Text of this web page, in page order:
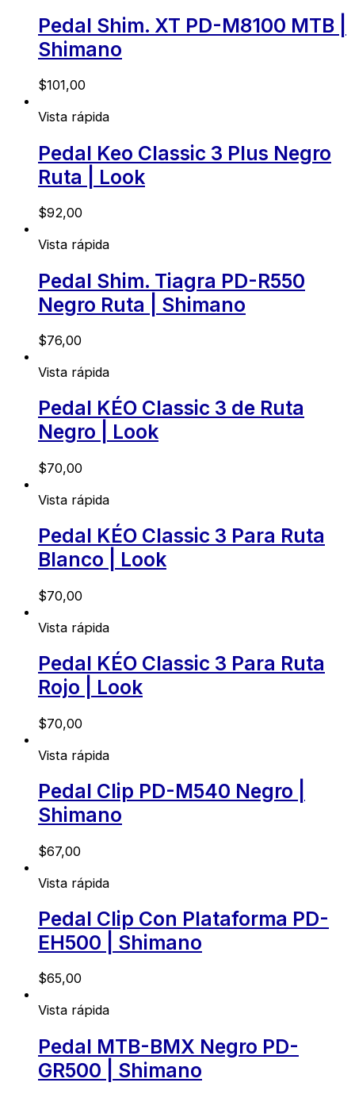
Pedal Shim. XT PD-M8100 MTB |
Shimano
$101,00
Vista rápida
Pedal Keo Classic 3 Plus Negro
Ruta | Look
$92,00
Vista rápida
Pedal Shim. Tiagra PD-R550
Negro Ruta | Shimano
$76,00
Vista rápida
Pedal KÉO Classic 3 de Ruta
Negro | Look
$70,00
Vista rápida
Pedal KÉO Classic 3 Para Ruta
Blanco | Look
$70,00
Vista rápida
Pedal KÉO Classic 3 Para Ruta
Rojo | Look
$70,00
Vista rápida
Pedal Clip PD-M540 Negro |
Shimano
$67,00
Vista rápida
Pedal Clip Con Plataforma PD-
EH500 | Shimano
$65,00
Vista rápida
Pedal MTB-BMX Negro PD-
GR500 | Shimano